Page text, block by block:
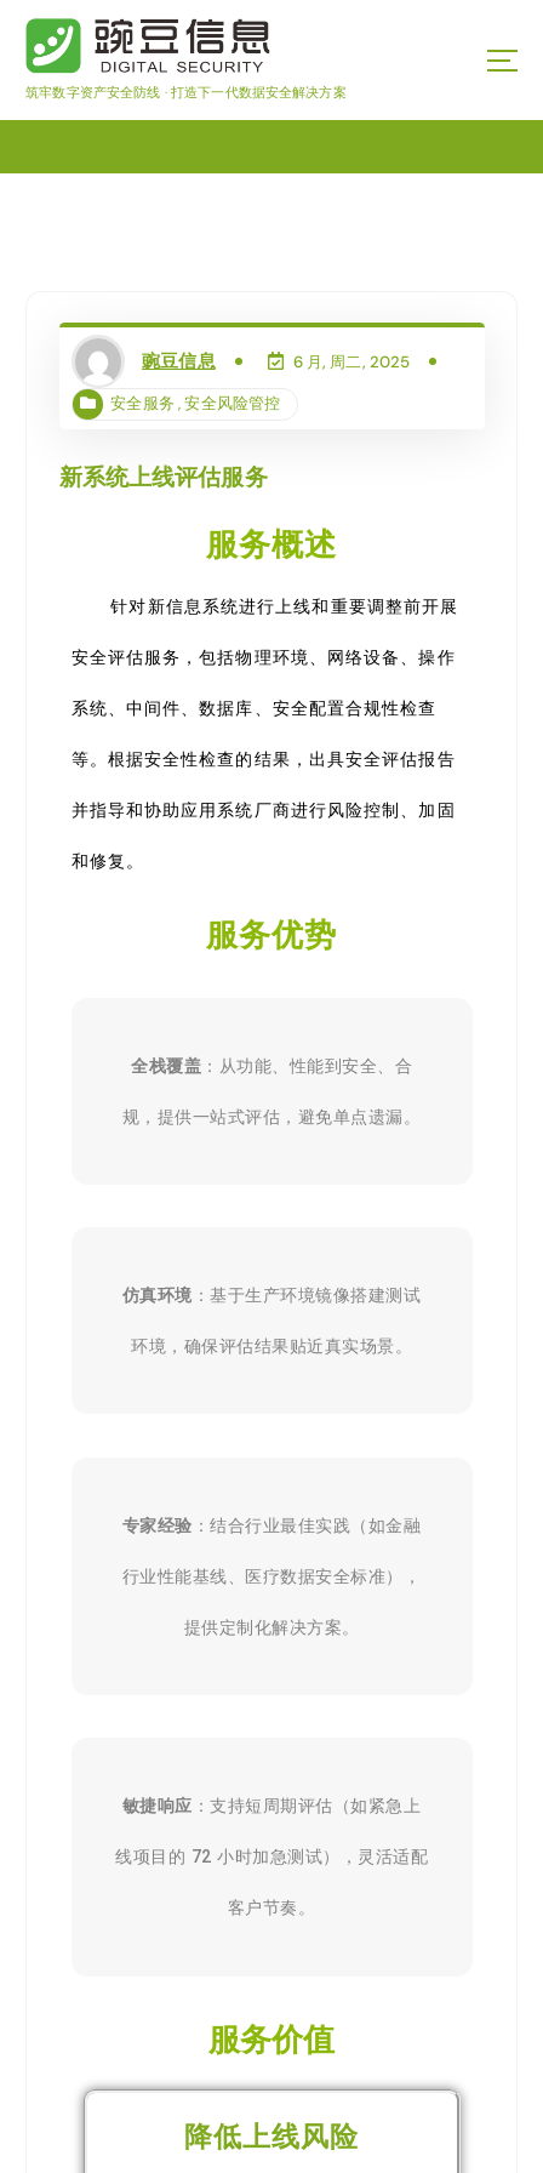
筑牢数字资产安全防线 · 打造下一代数据安全解决方案
豌豆信息 6 月, 周二, 2025
安全服务 ,安全风险管控
新系统上线评估服务
服务概述
针对新信息系统进行上线和重要调整前开展
安全评估服务，包括物理环境、网络设备、操作
系统、中间件、数据库、安全配置合规性检查
等。根据安全性检查的结果，出具安全评估报告
并指导和协助应用系统厂商进行风险控制、加固
和修复。
服务优势
全栈覆盖 ：从功能、性能到安全、合
规，提供一站式评估，避免单点遗漏。
仿真环境 ：基于生产环境镜像搭建测试
环境，确保评估结果贴近真实场景。
专家经验 ：结合行业最佳实践（如金融
行业性能基线、医疗数据安全标准），
提供定制化解决方案。
敏捷响应 ：支持短周期评估（如紧急上
线项目的 72 小时加急测试），灵活适配
客户节奏。
服务价值
降低上线风险